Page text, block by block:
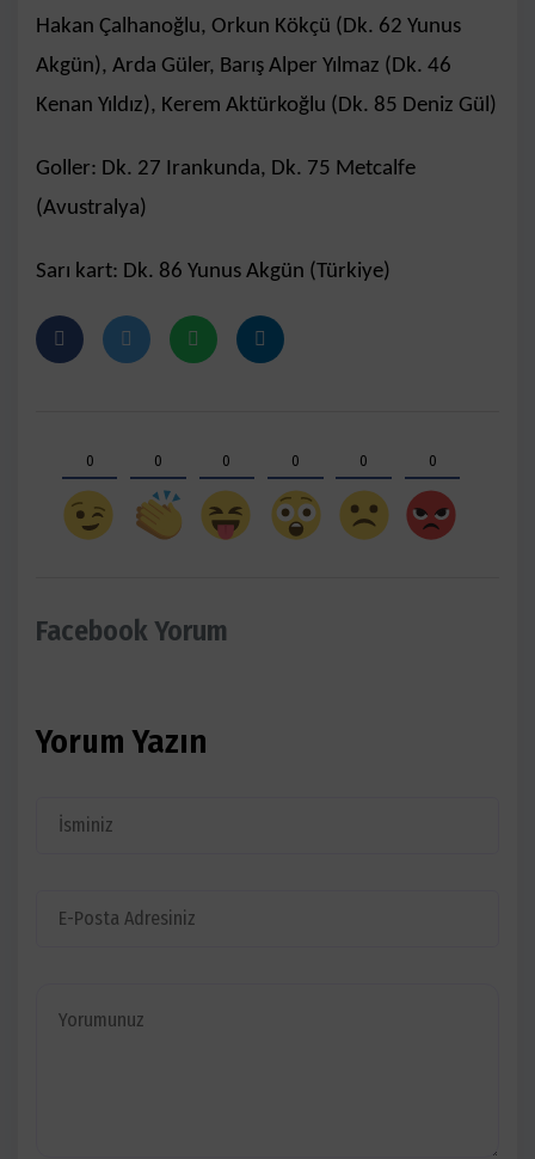
Hakan Çalhanoğlu, Orkun Kökçü (Dk. 62 Yunus
Akgün), Arda Güler, Barış Alper Yılmaz (Dk. 46
Kenan Yıldız), Kerem Aktürkoğlu (Dk. 85 Deniz Gül)
Goller: Dk. 27 Irankunda, Dk. 75 Metcalfe
(Avustralya)
Sarı kart: Dk. 86 Yunus Akgün (Türkiye)
0 0 0 0 0 0
Facebook Yorum
Yorum Yazın